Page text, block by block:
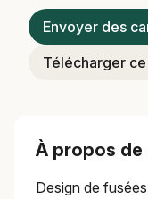
Envoyer des
Télécharger
À propos de
Design de